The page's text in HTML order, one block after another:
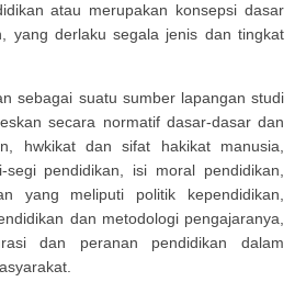
atau merupakan konsepsi dasar
yang derlaku segala jenis dan tingkat
sebagai suatu sumber lapangan studi
secara normatif dasar-dasar dan
hwkikat dan sifat hakikat manusia,
segi pendidikan, isi moral pendidikan,
yang meliputi politik kependidikan,
dan metodologi pengajaranya,
dan peranan pendidikan dalam